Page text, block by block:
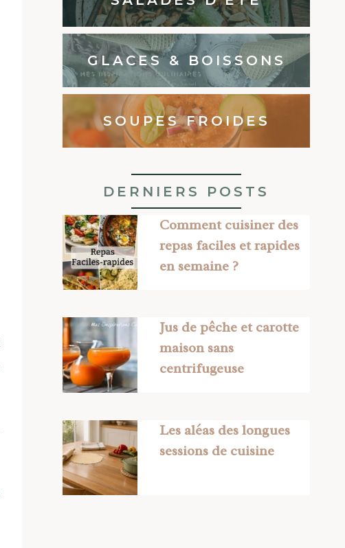
GLACES & BOISSONS
SOUPES FROIDES
DERNIERS POSTS
Comment cuisiner des
repas faciles et rapides
en semaine ?
Jus de pêche et carotte
maison sans
centrifugeuse
Les aléas des longues
sessions de cuisine